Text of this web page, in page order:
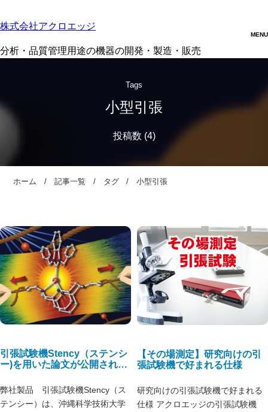
株式会社アクロエッジ
分析・品質管理用途の機器の開発・製造・販売
Tags
小型引張
ホーム 記事一覧 タグ 小型引張
引張試験機Stency（ステンシ
ー)を用いた論文が公開されま
弊社製品 引張試験機Stency（ス
テンシー）は、沖縄科学技術大学
【その場測定】研究向けの引
張試験機で好まれる仕様
研究向けの引張試験機で好まれる
仕様 アクロエッジの引張試験機